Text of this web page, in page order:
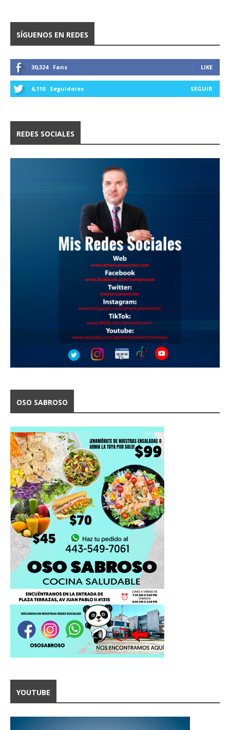
SÍGUENOS EN REDES
30,324 Fans LIKE
6,110 Seguidores SEGUIR
REDES SOCIALES
OSO SABROSO
YOUTUBE